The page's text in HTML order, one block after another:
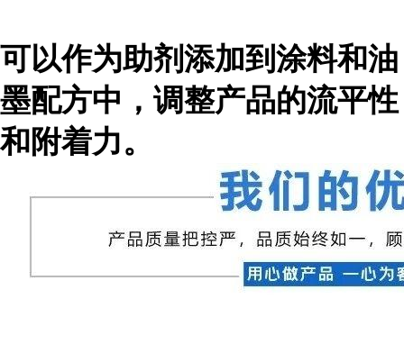
可以作为助剂添加到涂料和油
墨配方中，调整产品的流平性
和附着力。